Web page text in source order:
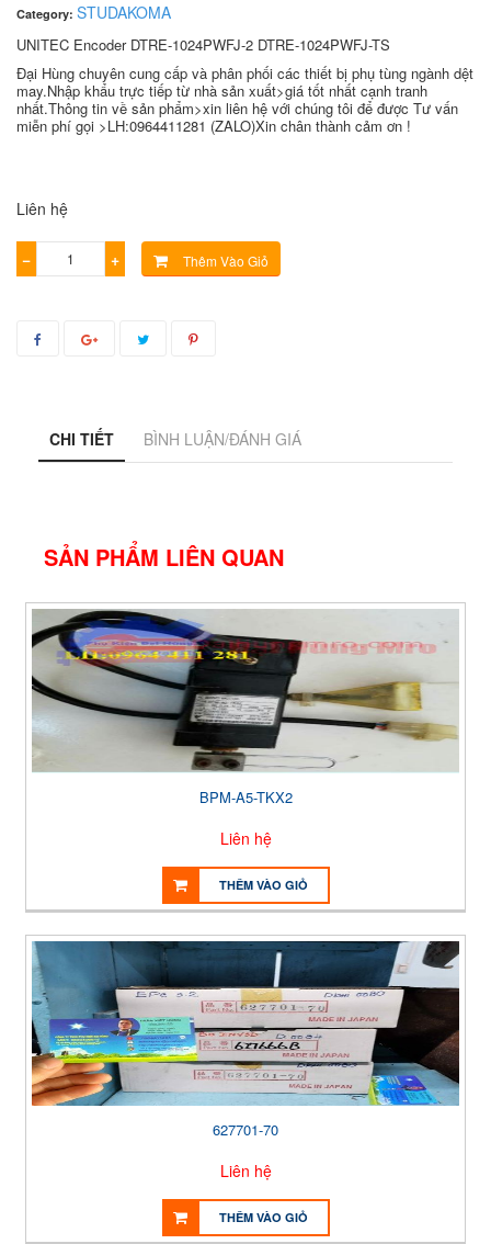
Category: STUDAKOMA
UNITEC Encoder DTRE-1024PWFJ-2 DTRE-1024PWFJ-TS
Đại Hùng chuyên cung cấp và phân phối các thiết bị phụ tùng ngành dệt
may.Nhập khẩu trực tiếp từ nhà sản xuất>giá tốt nhất cạnh tranh
nhất.Thông tin về sản phẩm>xin liên hệ với chúng tôi để được Tư vấn
miễn phí gọi >LH:0964411281 (ZALO)Xin chân thành cảm ơn !
Liên hệ
− + Thêm Vào Giỏ
CHI TIẾT BÌNH LUẬN/ĐÁNH GIÁ
SẢN PHẨM LIÊN QUAN
BPM-A5-TKX2
Liên hệ
THÊM VÀO GIỎ
627701-70
Liên hệ
THÊM VÀO GIỎ